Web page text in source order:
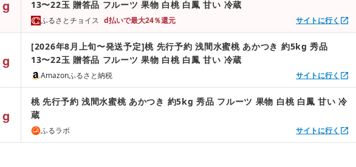
g
ふるさとチョイス
13〜22玉 贈答品 フルーツ 果物 白桃 白鳳 甘い 冷蔵
d払いで最大24％還元 サイトに行く
g
Amazonふるさと納税
[2026年8月上旬〜発送予定]桃 先行予約 浅間水蜜桃 あかつき 約5kg 秀品
13〜22玉 贈答品 フルーツ 果物 白桃 白鳳 甘い 冷蔵
サイトに行く
g
ふるラボ
桃 先行予約 浅間水蜜桃 あかつき 約5kg 秀品 フルーツ 果物 白桃 白鳳 甘い 冷
蔵
サイトに行く